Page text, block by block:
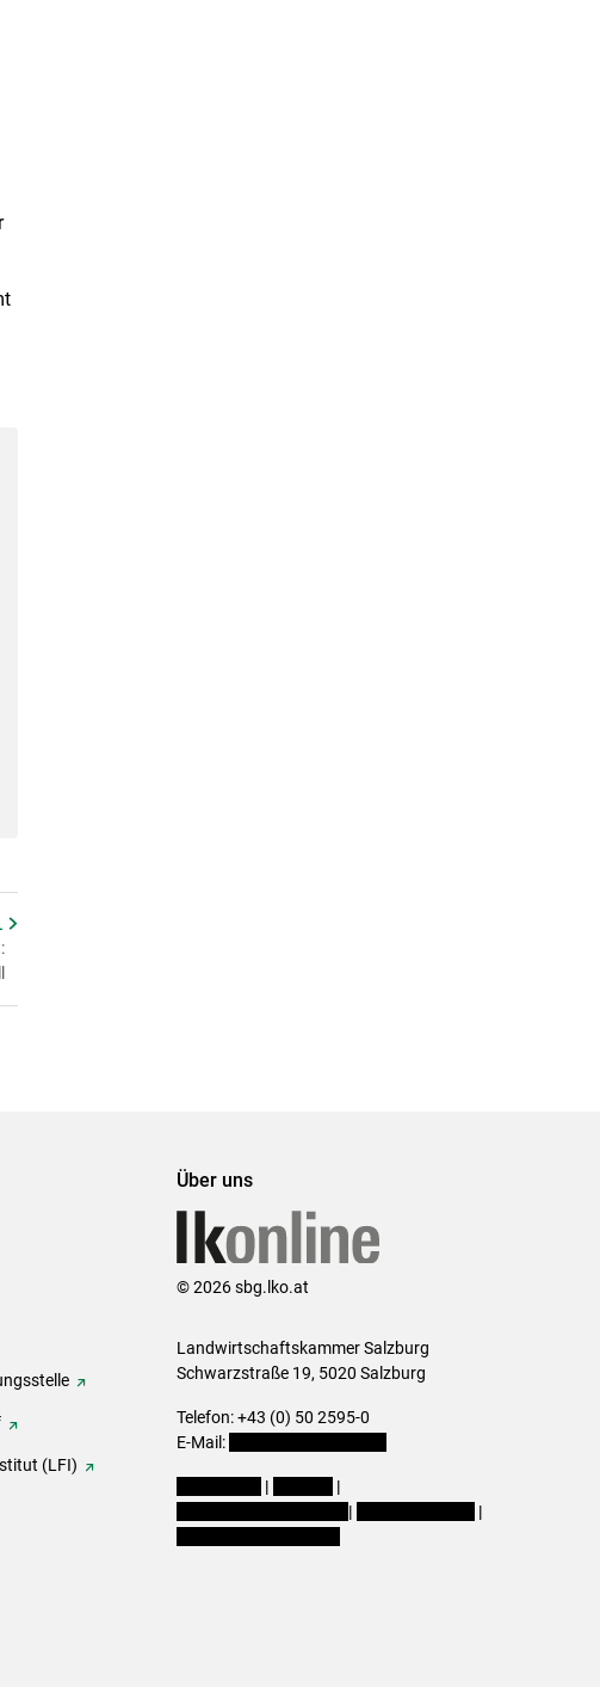
(LFI)
Über uns
© 2026 sbg.lko.at
Landwirtschaftskammer Salzburg
Schwarzstraße 19, 5020 Salzburg
Telefon: +43 (0) 50 2595-0
E-Mail:
|
|
|
|